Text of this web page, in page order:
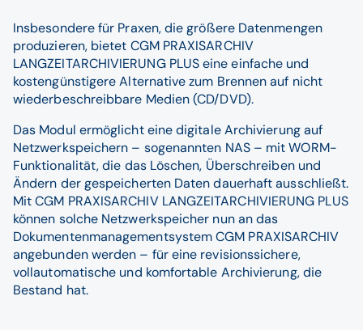
Insbesondere für Praxen, die größere Datenmengen
produzieren, bietet CGM PRAXISARCHIV
LANGZEITARCHIVIERUNG PLUS eine einfache und
kostengünstigere Alternative zum Brennen auf nicht
wiederbeschreibbare Medien (CD/DVD).
Das Modul ermöglicht eine digitale Archivierung auf
Netzwerkspeichern – sogenannten NAS – mit WORM-
Funktionalität, die das Löschen, Überschreiben und
Ändern der gespeicherten Daten dauerhaft ausschließt.
Mit CGM PRAXISARCHIV LANGZEITARCHIVIERUNG PLUS
können solche Netzwerkspeicher nun an das
Dokumentenmanagementsystem CGM PRAXISARCHIV
angebunden werden – für eine revisionssichere,
vollautomatische und komfortable Archivierung, die
Bestand hat.